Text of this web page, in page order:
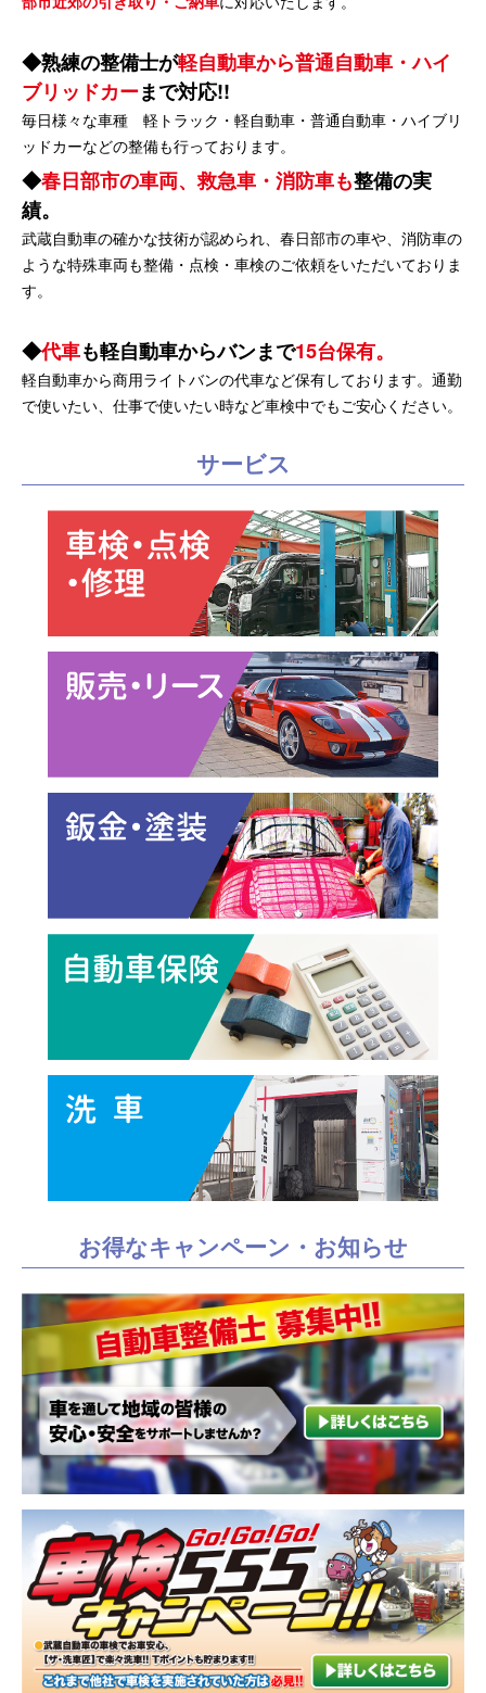
熟練の整備士が軽自動車から普通自動車・ハイ
ブリッドカーまで対応!!
毎日様々な車種 軽トラック・軽自動車・普通自動車・ハイブリ
ッドカーなどの整備も行っております。
春日部市の車両、救急車・消防車も整備の実
績。
武蔵自動車の確かな技術が認められ、春日部市の車や、消防車の
ような特殊車両も整備・点検・車検のご依頼をいただいておりま
す。
代車も軽自動車からバンまで15台保有。
軽自動車から商用ライトバンの代車など保有しております。通勤
で使いたい、仕事で使いたい時など車検中でもご安心ください。
サービス
お得なキャンペーン・お知らせ